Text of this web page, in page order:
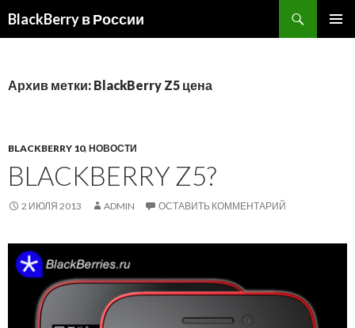
BlackBerry в России
Архив метки: BlackBerry Z5 цена
BLACKBERRY 10, НОВОСТИ
BLACKBERRY Z5?
2 ИЮЛЯ 2013 ADMIN ОСТАВИТЬ КОММЕНТАРИЙ